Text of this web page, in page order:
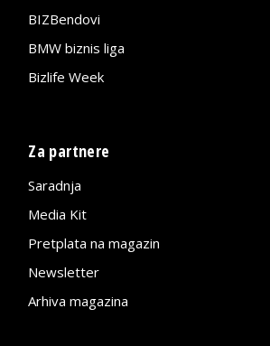
BIZBendovi
BMW biznis liga
Bizlife Week
Za partnere
Saradnja
Media Kit
Pretplata na magazin
Newsletter
Arhiva magazina